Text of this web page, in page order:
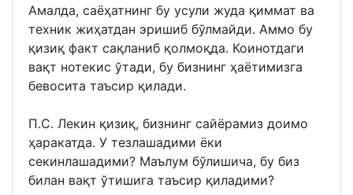
Амалда, саёҳатнинг бу усули жуда қиммат ва
техник жиҳатдан эришиб бўлмайди. Аммо бу
қизиқ факт сақланиб қолмоқда. Коинотдаги
вақт нотекис ўтади, бу бизнинг ҳаётимизга
бевосита таъсир қилади.
П.С. Лекин қизиқ, бизнинг сайёрамиз доимо
ҳаракатда. У тезлашадими ёки
секинлашадими? Маълум бўлишича, бу биз
билан вақт ўтишига таъсир қиладими?